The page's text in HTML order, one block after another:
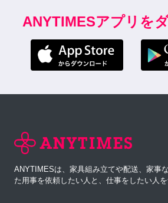
ANYTIMESアプリを
ANYTIMESは、家具組み立てや配送、家事
た用事を依頼したい人と、仕事をしたい人を